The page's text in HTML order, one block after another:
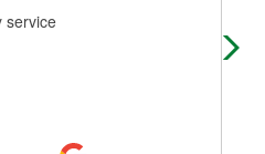
service